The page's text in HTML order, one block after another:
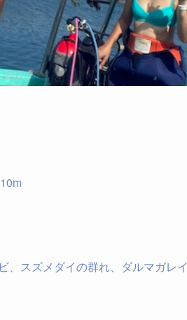
、スズメダイの群れ、ダルマガレイ